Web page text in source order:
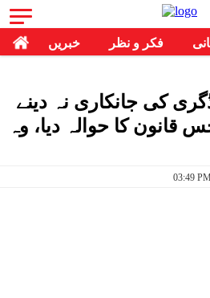
خبریں فکر و نظر
کی جانکاری نہ دینے
قانون کا حوالہ دیا، وہ